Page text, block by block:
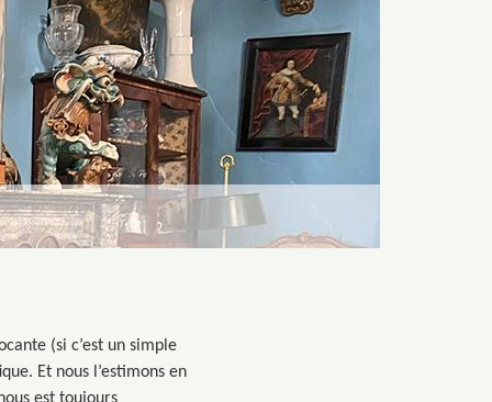
(si c’est un simple
Et nous l’estimons en